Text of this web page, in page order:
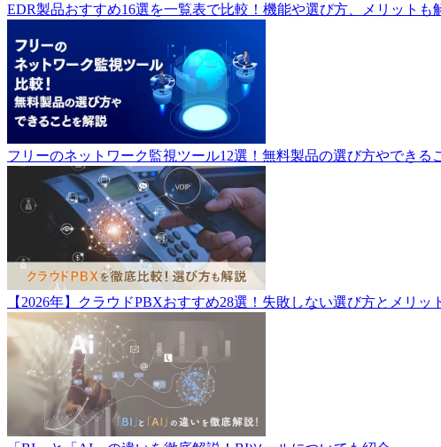
EDR製品おすすめ16選を一覧表で比較！機能や選び方、メリットも
フリーのネットワーク監視ツール12選！無料製品の選び方やできる
【2026年】クラウドPBXおすすめ28選！失敗しない選び方とメリ